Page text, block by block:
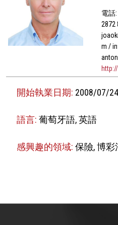
電話:
2872
m /
開始執業日期: 2008/07/24
語言:葡萄牙語, 英語
感興趣的領域:保險, 博彩